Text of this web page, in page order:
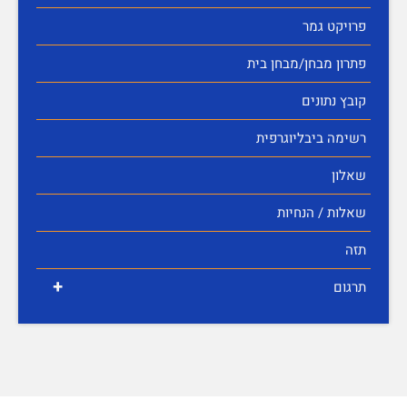
פרויקט גמר
פתרון מבחן/מבחן בית
קובץ נתונים
רשימה ביבליוגרפית
שאלון
שאלות / הנחיות
תזה
+ תרגום